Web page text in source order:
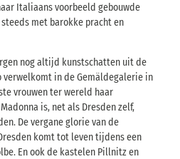
Italiaans voorbeeld gebouwde
met barokke pracht en
nog altijd kunstschatten uit de
verwelkomt in de Gemäldegalerie in
vrouwen ter wereld haar
is, net als Dresden zelf,
De vergane glorie van de
komt tot leven tijdens een
En ook de kastelen Pillnitz en